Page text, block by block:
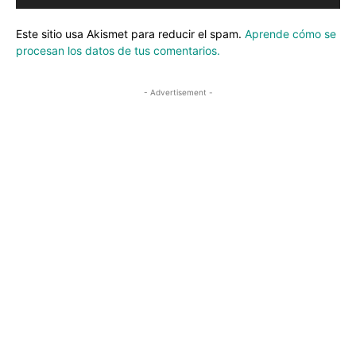
Este sitio usa Akismet para reducir el spam. Aprende cómo se
procesan los datos de tus comentarios.
- Advertisement -